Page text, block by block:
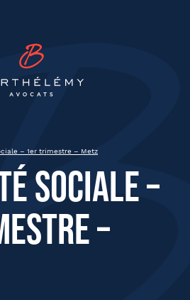
– 1er trimestre – Metz
Sociale –
–
– 1er trimestre